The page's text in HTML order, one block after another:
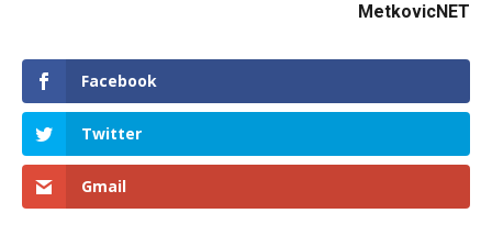
MetkovicNET
Facebook
Twitter
Gmail